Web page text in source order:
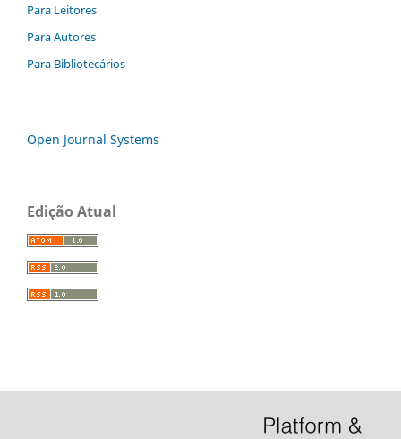
Para Leitores
Para Autores
Para Bibliotecários
Open Journal Systems
Edição Atual